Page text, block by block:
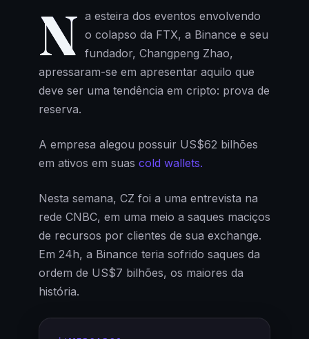
N a esteira dos eventos envolvendo
o colapso da FTX, a Binance e seu
fundador, Changpeng Zhao,
apressaram-se em apresentar aquilo que
deve ser uma tendência em cripto: prova de
reserva.
A empresa alegou possuir US$62 bilhões
em ativos em suas cold wallets.
Nesta semana, CZ foi a uma entrevista na
rede CNBC, em uma meio a saques maciços
de recursos por clientes de sua exchange.
Em 24h, a Binance teria sofrido saques da
ordem de US$7 bilhões, os maiores da
história.